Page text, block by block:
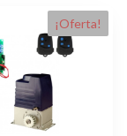
¡Oferta!